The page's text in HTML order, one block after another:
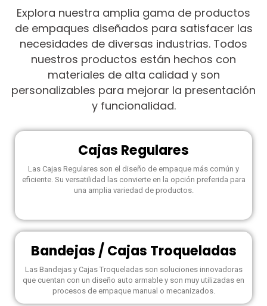
Explora nuestra amplia gama de productos
de empaques diseñados para satisfacer las
necesidades de diversas industrias. Todos
nuestros productos están hechos con
materiales de alta calidad y son
personalizables para mejorar la presentación
y funcionalidad.
Cajas Regulares
Las Cajas Regulares son el diseño de empaque más común y
eficiente. Su versatilidad las convierte en la opción preferida para
una amplia variedad de productos.
Bandejas / Cajas Troqueladas
Las Bandejas y Cajas Troqueladas son soluciones innovadoras
que cuentan con un diseño auto armable y son muy utilizadas en
procesos de empaque manual o mecanizados.